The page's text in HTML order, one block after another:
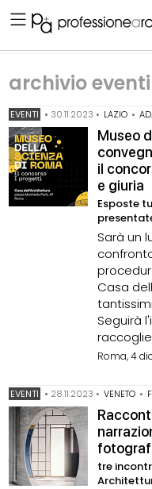
archivio eventi
EVENTI • 30.11.2023 • LAZIO •
Museo
il
e giuria
Esposte
Sarà un
Casa
Seguirà
Roma, 4
EVENTI • 28.11.2023 • VENETO •
tre